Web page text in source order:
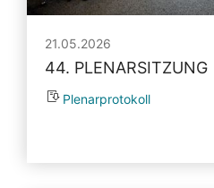
21.05.2026
44. PLENARSITZUNG
Plenarprotokoll